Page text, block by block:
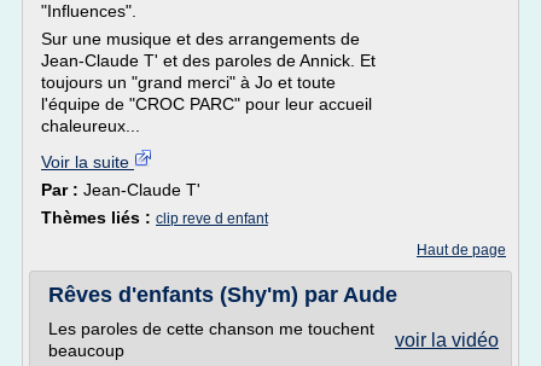
"Influences".
Sur une musique et des arrangements de
Jean-Claude T' et des paroles de Annick. Et
toujours un "grand merci" à Jo et toute
l'équipe de "CROC PARC" pour leur accueil
chaleureux...
Voir la suite
Par : Jean-Claude T'
Thèmes liés : clip reve d enfant
Haut de page
Rêves d'enfants (Shy'm) par Aude
voir la vidéo
Les paroles de cette chanson me touchent
beaucoup